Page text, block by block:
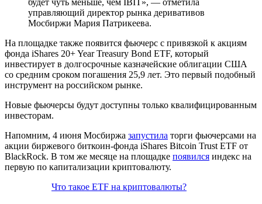
управляющий директор рынка деривативов
Мосбиржи Мария Патрикеева.
На площадке также появится фьючерс с привязкой к акциям
фонда iShares 20+ Year Treasury Bond ETF, который
инвестирует в долгосрочные казначейские облигации США
со средним сроком погашения 25,9 лет. Это первый подобный
инструмент на российском рынке.
Новые фьючерсы будут доступны только квалифицированным
инвесторам.
Напомним, 4 июня Мосбиржа запустила торги фьючерсами на
акции биржевого биткоин-фонда iShares Bitcoin Trust ETF от
BlackRock. В том же месяце на площадке появился индекс на
первую по капитализации криптовалюту.
Что такое ETF на криптовалюты?